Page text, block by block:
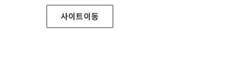
사이트이동